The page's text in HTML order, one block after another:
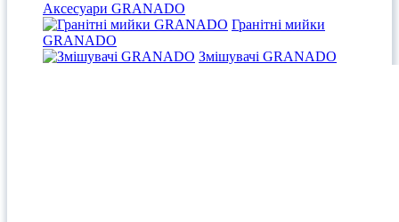
Аксесуари GRANADO
Гранітні мийки
GRANADO
Змішувачі GRANADO